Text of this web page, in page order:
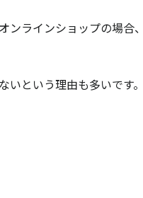
ンラインショップの場
という理由も多いです。